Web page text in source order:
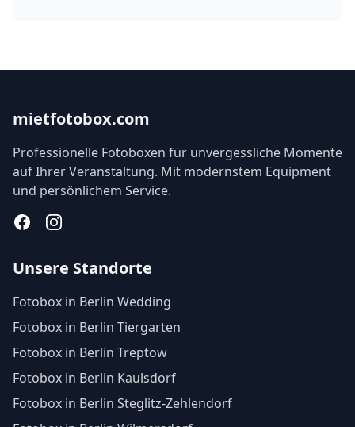
mietfotobox.com
Professionelle Fotoboxen für unvergessliche Momente
auf Ihrer Veranstaltung. Mit modernstem Equipment
und persönlichem Service.
FacebookInstagram
Unsere Standorte
Fotobox in Berlin Wedding
Fotobox in Berlin Tiergarten
Fotobox in Berlin Treptow
Fotobox in Berlin Kaulsdorf
Fotobox in Berlin Steglitz-Zehlendorf